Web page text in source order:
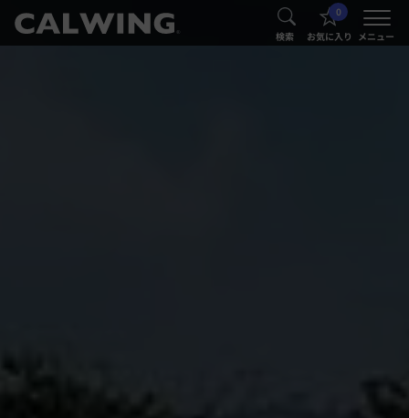
® 検索
0
お気に入り メニュー
®